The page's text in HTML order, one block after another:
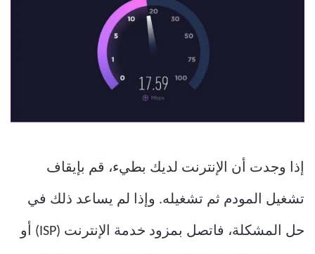
إذا وجدت أن الإنترنت لديك بطيء، قم بإيقاف
تشغيل المودم ثم تشغيله. وإذا لم يساعد ذلك في
حل المشكلة، فاتصل بمزود خدمة الإنترنت (ISP) أو